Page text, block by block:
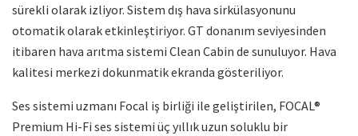
sürekli olarak izliyor. Sistem dış hava sirkülasyonunu
otomatik olarak etkinleştiriyor. GT donanım seviyesinden
itibaren hava arıtma sistemi Clean Cabin de sunuluyor. Hava
kalitesi merkezi dokunmatik ekranda gösteriliyor.
Ses sistemi uzmanı Focal iş birliği ile geliştirilen, FOCAL®
Premium Hi-Fi ses sistemi üç yıllık uzun soluklu bir